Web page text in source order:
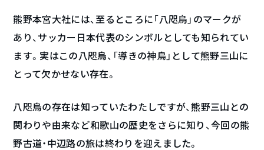
熊野本宮大社には、至るところに「八咫烏」のマークが
あり、サッカー日本代表のシンボルとしても知られてい
ます。実はこの八咫烏、「導きの神鳥」として熊野三山に
とって欠かせない存在。
八咫烏の存在は知っていたわたしですが、熊野三山との
関わりや由来など和歌山の歴史をさらに知り、今回の熊
野古道・中辺路の旅は終わりを迎えました。